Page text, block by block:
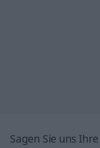
Sagen Sie uns